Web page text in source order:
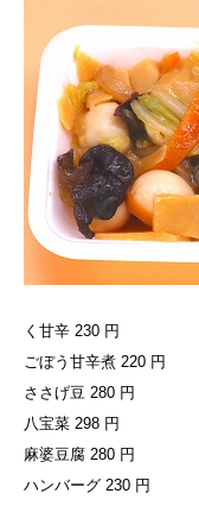
く甘辛 230 円
ごぼう甘辛煮 220 円
ささげ豆 280 円
八宝菜 298 円
麻婆豆腐 280 円
ハンバーグ 230 円